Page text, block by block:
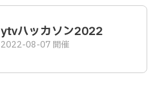
ytvハッカソン2022
2022-08-07 開催